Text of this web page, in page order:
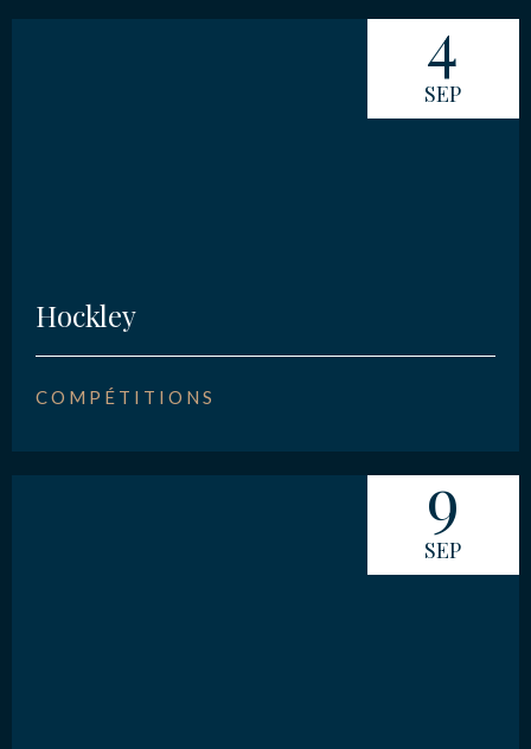
4
SEP
Hockley
COMPÉTITIONS
9
SEP